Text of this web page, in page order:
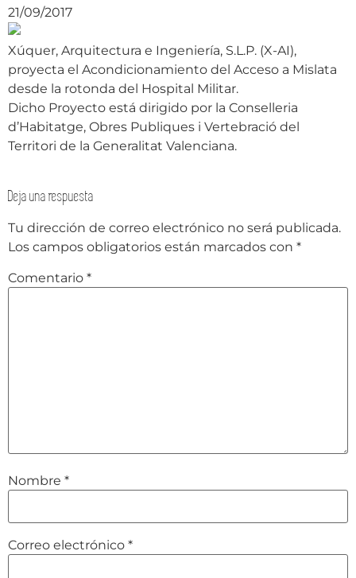
21/09/2017
Xúquer, Arquitectura e Ingeniería, S.L.P. (X-AI),
proyecta el Acondicionamiento del Acceso a Mislata
desde la rotonda del Hospital Militar.
Dicho Proyecto está dirigido por la Conselleria
d’Habitatge, Obres Publiques i Vertebració del
Territori de la Generalitat Valenciana.
Deja una respuesta
Tu dirección de correo electrónico no será publicada.
Los campos obligatorios están marcados con *
Comentario *
Nombre *
Correo electrónico *